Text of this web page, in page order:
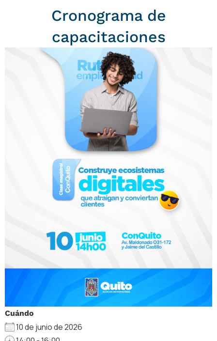
Cronograma de
capacitaciones
Cuándo
10 de junio de 2026